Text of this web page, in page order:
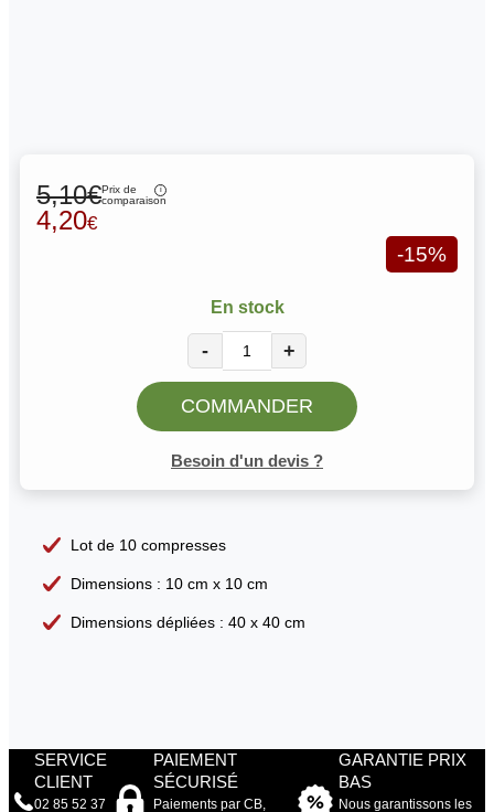
5,10€Prix de
comparaison
4,20€
-15%
En stock
- +
COMMANDER
Besoin d'un devis ?
Lot de 10 compresses
Dimensions : 10 cm x 10 cm
Dimensions dépliées : 40 x 40 cm
SERVICE
CLIENT
02 85 52 37
PAIEMENT
SÉCURISÉ
Paiements par CB,
GARANTIE PRIX
BAS
Nous garantissons les